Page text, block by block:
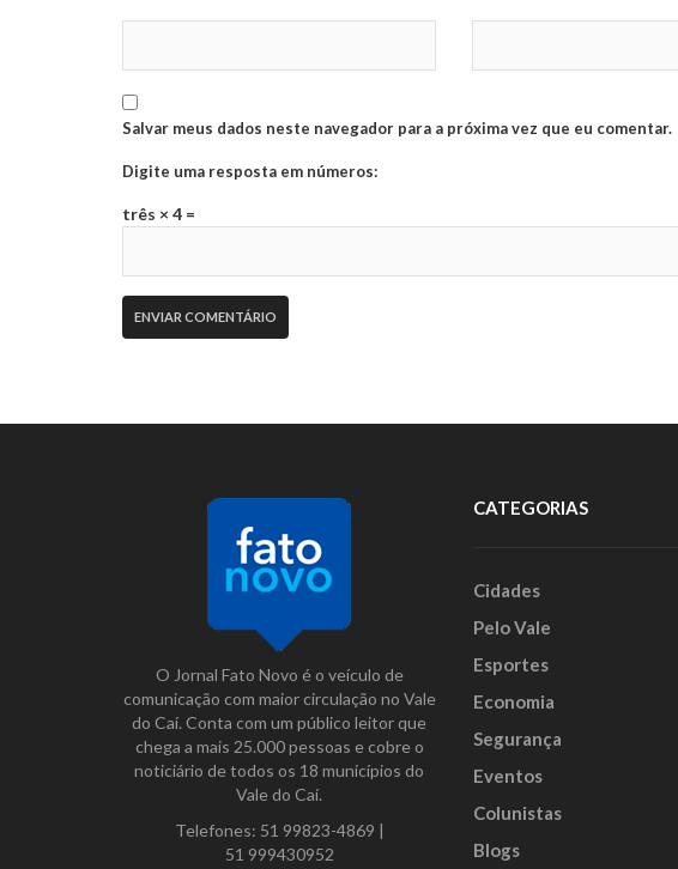
Salvar meus dados neste navegador para a próxima vez que eu comentar.
Digite uma resposta em números:
três × 4 =
O Jornal Fato Novo é o veículo de
comunicação com maior circulação no Vale
do Caí. Conta com um público leitor que
chega a mais 25.000 pessoas e cobre o
noticiário de todos os 18 municípios do
Vale do Caí.
Telefones: 51 99823-4869 |
51 999430952
CATEGORIAS
Cidades
Pelo Vale
Esportes
Economia
Segurança
Eventos
Colunistas
Blogs